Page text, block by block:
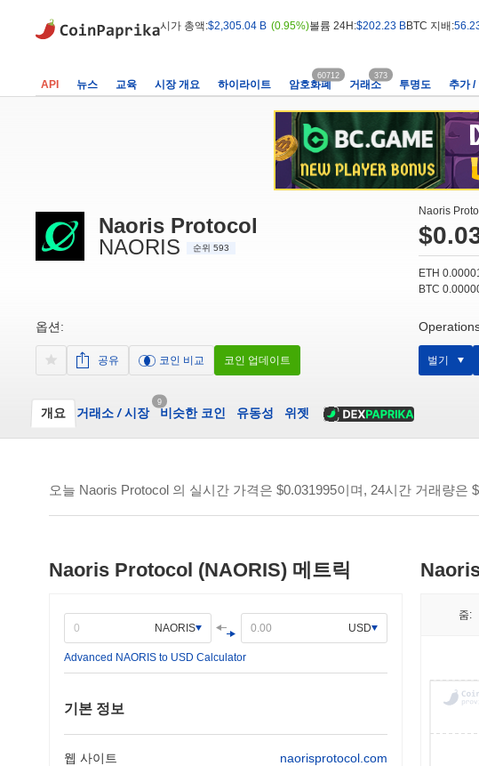
시가 총액:$2,305.04 B (0.95%)볼륨 24H:$202.23 BBTC 지배:
API 뉴스 교육 시장 개요 하이라이트 암호화폐
60712
거래소
373
투명도 추가 /
Naoris Protocol
NAORIS
순위 593
옵션:
공유 코인 비교 코인 업데이트
Naoris
ETH
BTC
벌기
개요 거래소 /시장
9
비슷한 코인 유동성 위젯
오늘 Naoris Protocol 의 실시간 가격은 $0.031995이며, 24시간 거래량은
Naoris Protocol (NAORIS) 메트릭
NAORIS USD
Advanced NAORIS to USD Calculator
기본 정보
웹 사이트 naorisprotocol.com
줌: